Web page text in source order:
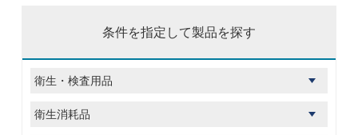
条件を指定して製品を探す